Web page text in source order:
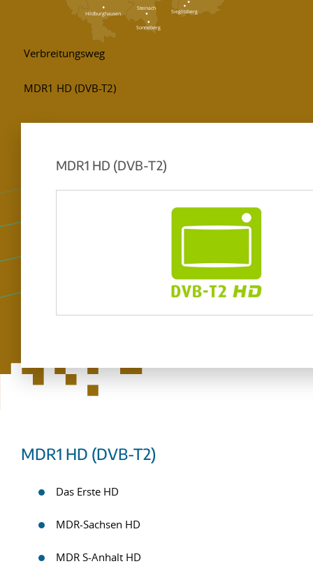
Sieglitzberg
Steinach
Sonneberg
Hildburghausen
MDR1 HD (DVB-T2)
MDR1 HD (DVB-T2)
Das Erste HD
MDR-Sachsen HD
MDR S-Anhalt HD